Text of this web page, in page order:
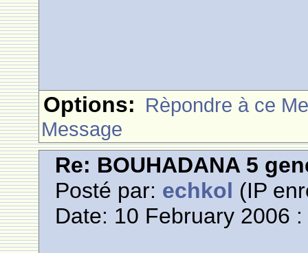
Options: Rèpondre à ce
Message
Re: BOUHADANA 5
Posté par: echkol (IP
Date: 10 February 2006